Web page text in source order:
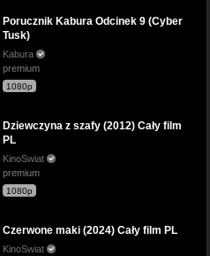
Porucznik Kabura Odcinek 9 (Cyber
Tusk)
Kabura
premium
1080p
Dziewczyna z szafy (2012) Cały film
PL
KinoSwiat
premium
1080p
Czerwone maki (2024) Cały film PL
KinoSwiat